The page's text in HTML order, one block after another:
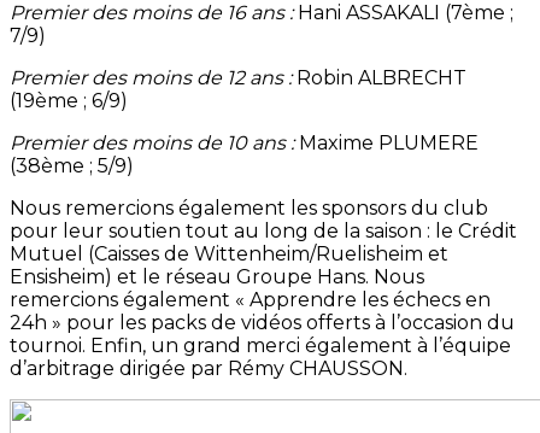
Premier des moins de 16 ans :Hani ASSAKALI (7ème ;
7/9)
Premier des moins de 12 ans :Robin ALBRECHT
(19ème ; 6/9)
Premier des moins de 10 ans :Maxime PLUMERE
(38ème ; 5/9)
Nous remercions également les sponsors du club
pour leur soutien tout au long de la saison : le Crédit
Mutuel (Caisses de Wittenheim/Ruelisheim et
Ensisheim) et le réseau Groupe Hans. Nous
remercions également « Apprendre les échecs en
24h » pour les packs de vidéos offerts à l’occasion du
tournoi. Enfin, un grand merci également à l’équipe
d’arbitrage dirigée par Rémy CHAUSSON.